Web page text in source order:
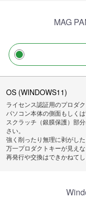
MAG
OS (WINDOWS11)
ライセンス認証用のプロダ
パソコン本体の側面もしく
スクラッチ（銀膜保護）部
さい。
強く削ったり無理に剥がし
万一プロダクトキーが見え
再発行や交換はできかねて